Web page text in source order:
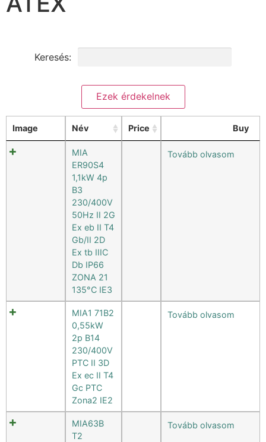
Keresés:
Image Név Price Buy
MIA
ER90S4
1,1kW 4p
B3
230/400V
50Hz II 2G
Ex eb II T4
Gb/II 2D
Ex tb IIIC
Db IP66
ZONA 21
135°C IE3
Tovább olvasom
MIA1 71B2
0,55kW
2p B14
230/400V
PTC II 3D
Ex ec II T4
Gc PTC
Zona2 IE2
Tovább olvasom
MIA63B
T2
Tovább olvasom